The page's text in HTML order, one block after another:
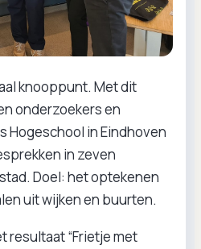
knooppunt. Met dit
onderzoekers en
Hogeschool in Eindhoven
in zeven
Doel: het optekenen
uit wijken en buurten.
resultaat “Frietje met